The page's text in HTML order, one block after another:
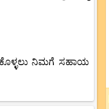
ನಿಮಗೆ ಸಹಾಯ